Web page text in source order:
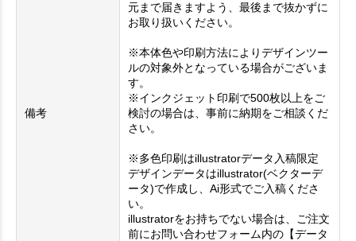
備考
元まで届きますよう、最後まで抜かずに
お取り扱いください。
※本体色や印刷方法によりデザインツー
ルの対象外となっている場合がございま
す。
※インクジェット印刷で500枚以上をご
検討の場合は、事前に納期をご相談くだ
さい。
※多色印刷はillustratorデータ入稿限定
デザインデータはillustrator(ベクターデ
ータ)で作成し、Ai形式でご入稿くださ
い。
illustratorをお持ちでない場合は、ご注文
前にお問い合わせフォーム内の【データ